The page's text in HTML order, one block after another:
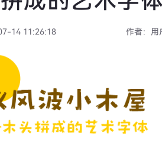
14 11:26:18 作者： 用